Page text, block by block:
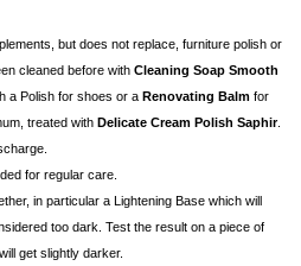
but does not replace, furniture polish or
cleaned before with Cleaning Soap Smooth
a Polish for shoes or a Renovating Balm for
treated with Delicate Cream Polish Saphir.
for regular care.
in particular a Lightening Base which will
too dark. Test the result on a piece of
get slightly darker.